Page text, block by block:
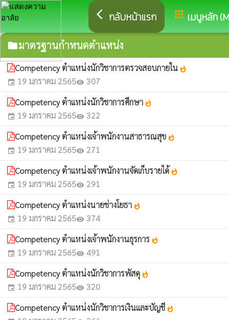
arrow_back_ios กลับหน้าแรก apps เมนูหลัก
folderมาตรฐานกำหนดตำแหน่ง
Competency ตำแหน่งนักวิชาการตรวจสอบภายใน whatshot
event 19 มกราคม 2565visibility 307
Competency ตำแหน่งนักวิชาการศึกษา whatshot
event 19 มกราคม 2565visibility 322
Competency ตำแหน่งเจ้าพนักงานสาธารณสุข whatshot
event 19 มกราคม 2565visibility 271
Competency ตำแหน่งเจ้าพนักงานจัดเก็บรายได้ whatshot
event 19 มกราคม 2565visibility 291
Competency ตำแหน่งนายช่างโยธา whatshot
event 19 มกราคม 2565visibility 374
Competency ตำแหน่งเจ้าพนักงานธุรการ whatshot
event 19 มกราคม 2565visibility 491
Competency ตำแหน่งนักวิชาการพัสดุ whatshot
event 19 มกราคม 2565visibility 320
Competency ตำแหน่งนักวิชาการเงินและบัญชี whatshot